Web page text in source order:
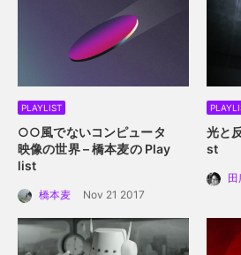
PLAYLIST
○○風でないコンピュータ
映像の世界 – 橋本麦の Play
list
橋本麦 Nov 21 2017
光と
st
田